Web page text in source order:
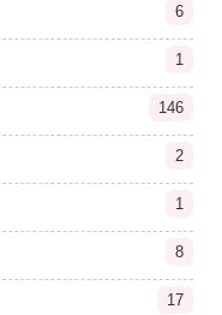
6
1
146
2
1
8
17